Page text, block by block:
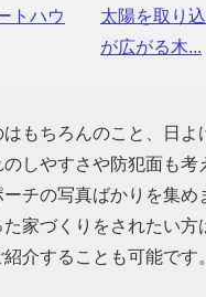
トハウ
太陽を取り
が広がる木...
もちろんのこと、日
しやすさや防犯面も
チの写真ばかりを集
家づくりをされたい
介することも可能です